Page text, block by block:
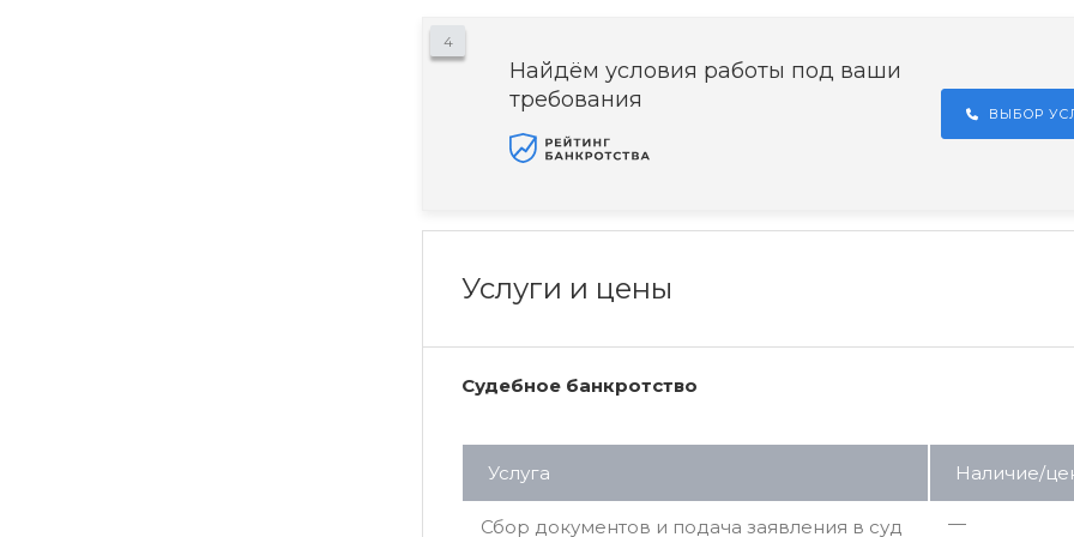
4
Найдём условия работы под ваши
требования
ВЫБОР
Услуги и цены
Судебное банкротство
Услуга Наличие/
Сбор документов и подача заявления в суд —